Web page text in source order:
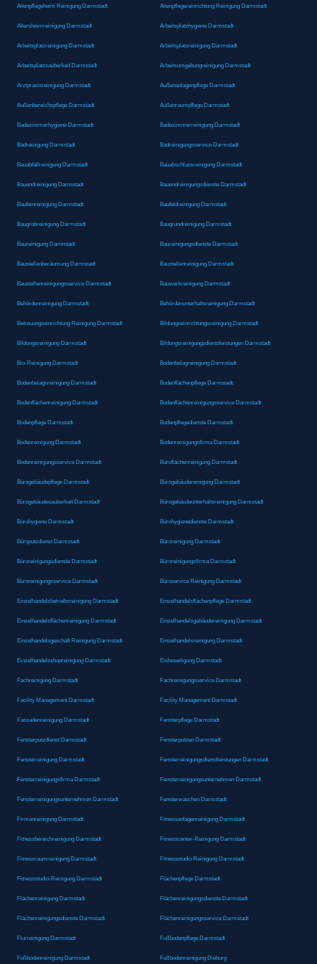
Altenpflegeheim Reinigung Darmstadt Altenpflegereinrichtung Reinigung Darmstadt
Altersheimreinigung Darmstadt Arbeitsplatzhygiene Darmstadt
Arbeitsplatzreinigung Darmstadt Arbeitsplatzreinigung Darmstadt
Arbeitsplatzsauberkeit Darmstadt Arbeitsumgebungreinigung Darmstadt
Arztpraxisreinigung Darmstadt Außenanlagenpflege Darmstadt
Außenbereichspflege Darmstadt Außenraumpflege Darmstadt
Badezimmerhygiene Darmstadt Badezimmerreinigung Darmstadt
Badreinigung Darmstadt Badreinigungsservice Darmstadt
Bauabfallreinigung Darmstadt Bauabschlussreinigung Darmstadt
Bauendreinigung Darmstadt Bauendreinigungsdienste Darmstadt
Baufeinreinigung Darmstadt Baufeldreinigung Darmstadt
Baugrobreinigung Darmstadt Baugrundreinigung Darmstadt
Baureinigung Darmstadt Baureinigungsdienste Darmstadt
Baustellenberäumung Darmstadt Baustellenreinigung Darmstadt
Baustellenreinigungsservice Darmstadt Bauwerkreinigung Darmstadt
Behördenreinigung Darmstadt Behördenunterhaltsreinigung Darmstadt
Betreuungseinrichtung Reinigung Darmstadt Bildungseinrichtungsreinigung Darmstadt
Bildungsreinigung Darmstadt Bildungsreinigungsdienstleistungen Darmstadt
Bio-Reinigung Darmstadt Bodenbelagreinigung Darmstadt
Bodenbelagsreinigung Darmstadt Bodenflächenpflege Darmstadt
Bodenflächenreinigung Darmstadt Bodenflächenreinigungsservice Darmstadt
Bodenpflege Darmstadt Bodenpflegedienste Darmstadt
Bodenreinigung Darmstadt Bodenreinigungsfirma Darmstadt
Bodenreinigungsservice Darmstadt Büroflächenreinigung Darmstadt
Bürogebäudepflege Darmstadt Bürogebäudereinigung Darmstadt
Bürogebäudesauberkeit Darmstadt Bürogebäudeunterhaltsreinigung Darmstadt
Bürohygiene Darmstadt Bürohygienedienste Darmstadt
Büroputzdienst Darmstadt Büroreinigung Darmstadt
Büroreinigungsdienste Darmstadt Büroreinigungsfirma Darmstadt
Büroreinigungsservice Darmstadt Büroservice Reinigung Darmstadt
Einzelhandelsbetriebsreinigung Darmstadt Einzelhandelsflächenpflege Darmstadt
Einzelhandelsflächenreinigung Darmstadt Einzelhandelsgebäudereinigung Darmstadt
Einzelhandelsgeschäft Reinigung Darmstadt Einzelhandelsreinigung Darmstadt
Einzelhandelsshopreinigung Darmstadt Eisbeseitigung Darmstadt
Fachreinigung Darmstadt Fachreinigungsservice Darmstadt
Facility Management Darmstadt Facility Management Darmstadt
Fassadenreinigung Darmstadt Fensterpflege Darmstadt
Fensterputzdienst Darmstadt Fensterputzen Darmstadt
Fensterreinigung Darmstadt Fensterreinigungsdienstleistungen Darmstadt
Fensterreinigungsfirma Darmstadt Fensterreinigungsunternehmen Darmstadt
Fensterreinigungsunternehmen Darmstadt Fensterwaschen Darmstadt
Firmenreinigung Darmstadt Fitnessanlagenreinigung Darmstadt
Fitnessbereichreinigung Darmstadt Fitnesscenter-Reinigung Darmstadt
Fitnessraumreinigung Darmstadt Fitnessstudio Reinigung Darmstadt
Fitnessstudio-Reinigung Darmstadt Flächenpflege Darmstadt
Flächenreinigung Darmstadt Flächenreinigungsdienste Darmstadt
Flächenreinigungsdienste Darmstadt Flächenreinigungsservice Darmstadt
Flurreinigung Darmstadt Fußbodenpflege Darmstadt
Fußbodenreinigung Darmstadt Fußbodenreinigung Dieburg